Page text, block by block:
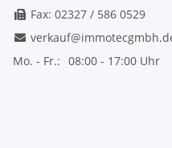
Fax: 02327 / 586 0529
Mo. - Fr.: 08:00 - 17:00 Uhr